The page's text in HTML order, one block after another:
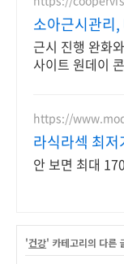
소아근시관리
근시 진행 완화
사이트 원데이
https://
라식라섹 최
안 보면 최대
'건강' 카테고리의 다른